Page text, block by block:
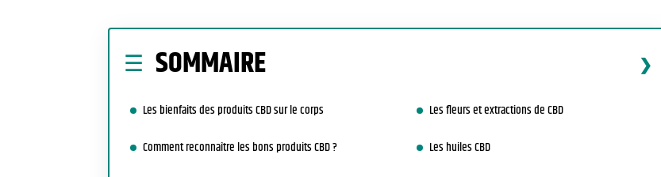
SOMMAIRE
Les bienfaits des produits CBD sur le corps
Comment reconnaître les bons produits CBD ?
Les fleurs et extractions de CBD
Les huiles CBD